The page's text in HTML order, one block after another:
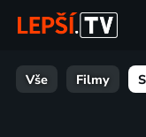
Vše Filmy